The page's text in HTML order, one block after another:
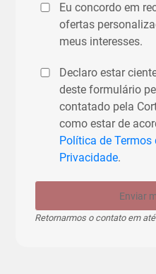
Eu concordo em
ofertas
meus interesses.
Declaro estar
deste formulário
contatado pela
como estar de
Política de Termos
Privacidade.
Enviar
Retornarmos o contato em